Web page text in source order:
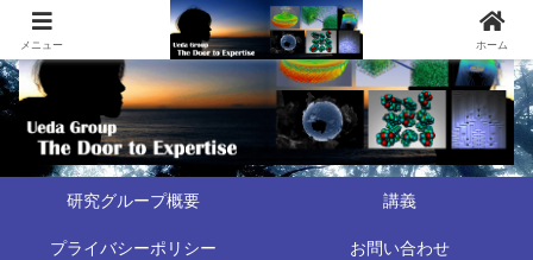
研究グループ概要 講義
プライバシーポリシー お問い合わせ
メニュー ホーム